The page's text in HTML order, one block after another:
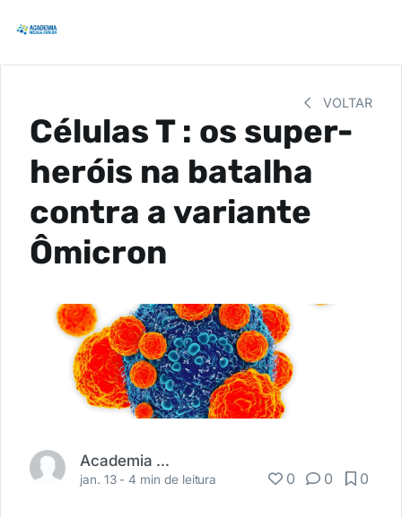
VOLTAR
Células T : os super-
heróis na batalha
contra a variante
Ômicron
Academia Médica
jan. 13 -4 min de leitura 0 0 0